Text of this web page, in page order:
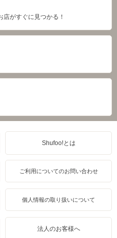
がすぐに見つかる！
Shufoo!とは
ご利用についてのお問い合わせ
個人情報の取り扱いについて
法人のお客様へ